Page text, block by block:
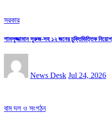
সরকার
শামসুজ্জামান সুরুজ-সহ ১২ জনের চুক্তিভিত্তিক নিয়োগ
News Desk Jul 24, 2026
বাম দল ও সংগঠন